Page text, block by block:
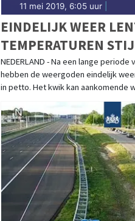
11 mei 2019, 6:05 uur
EINDELIJK WEER
TEMPERATUREN
WEEKEND RICHTING
NEDERLAND - Na een lange periode
hebben de weergoden eindelijk
in petto. Het kwik kan aankomende